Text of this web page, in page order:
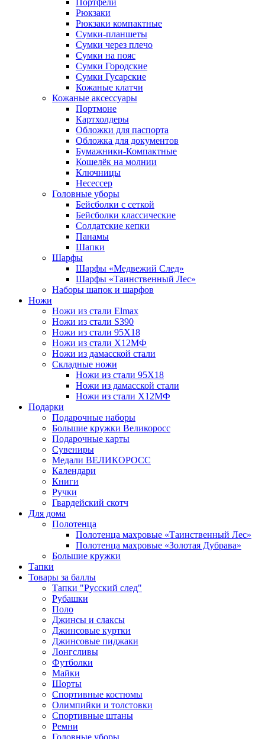
Портфели
Рюкзаки
Рюкзаки компактные
Сумки-планшеты
Сумки через плечо
Сумки на пояс
Сумки Городские
Сумки Гусарские
Кожаные клатчи
Кожаные аксессуары
Портмоне
Картхолдеры
Обложки для паспорта
Обложка для документов
Бумажники-Компактные
Кошелёк на молнии
Ключницы
Несессер
Головные уборы
Бейсболки с сеткой
Бейсболки классические
Солдатские кепки
Панамы
Шапки
Шарфы
Шарфы «Медвежий След»
Шарфы «Таинственный Лес»
Наборы шапок и шарфов
Ножи
Ножи из стали Elmax
Ножи из стали S390
Ножи из стали 95X18
Ножи из стали Х12МФ
Ножи из дамасской стали
Складные ножи
Ножи из стали 95X18
Ножи из дамасской стали
Ножи из стали Х12МФ
Подарки
Подарочные наборы
Большие кружки Великоросс
Подарочные карты
Сувениры
Медали ВЕЛИКОРОСС
Календари
Книги
Ручки
Гвардейский скотч
Для дома
Полотенца
Полотенца махровые «Таинственный Лес»
Полотенца махровые «Золотая Дубрава»
Большие кружки
Тапки
Товары за баллы
Тапки "Русский след"
Рубашки
Поло
Джинсы и слаксы
Джинсовые куртки
Джинсовые пиджаки
Лонгсливы
Футболки
Майки
Шорты
Спортивные костюмы
Олимпийки и толстовки
Спортивные штаны
Ремни
Головные уборы